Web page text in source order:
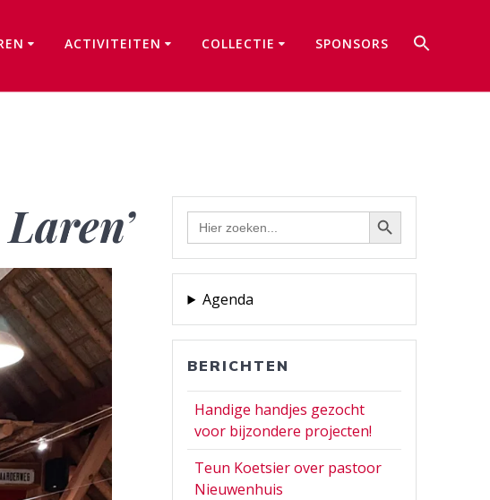
ACTIVITEITEN COLLECTIE SPONSORS
Zoek
naar:
Zoekknop
Agenda
BERICHTEN
Handige handjes gezocht
voor bijzondere projecten!
Teun Koetsier over pastoor
Nieuwenhuis